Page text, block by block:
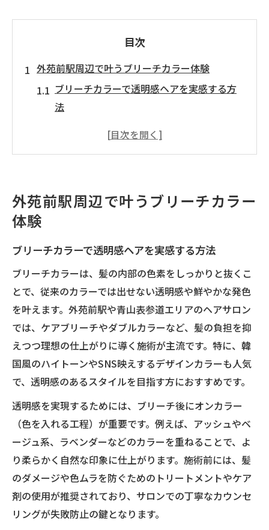
目次
外苑前駅周辺で叶うブリーチカラー体験
ブリーチカラーで透明感ヘアを実感する方
法
髪質に合わせたブリーチカラーの選び方
青山表参道に学ぶハイトーンの極意
トーン
理想のトレンドヘアを作るブリーチカラー
活用術
ハイトーン初心者におすすめのブリーチカ
ラー提案
青山表参道流の透明感を演出するポイント
ブリーチカラーで印象を変える最新テクニ
ック
ブリーチカラーなら透明感ヘアも自由自在
ブリーチカラーで実現する透明感ヘアの魅
力
髪色の透明感を高めるコツと注意点
なりたいイメージ別のブリーチカラー活用
法
ブリーチカラーで個性を引き立てる方法
外苑前駅周辺で叶うブリーチカラー
体験
ブリーチカラーで透明感ヘアを実感する方法
ブリーチカラーは、髪の内部の色素をしっかりと抜くこ
とで、従来のカラーでは出せない透明感や鮮やかな発色
を叶えます。外苑前駅や青山表参道エリアのヘアサロン
では、ケアブリーチやダブルカラーなど、髪の負担を抑
えつつ理想の仕上がりに導く施術が主流です。特に、韓
国風のハイトーンやSNS映えするデザインカラーも人気
で、透明感のあるスタイルを目指す方におすすめです。
透明感を実現するためには、ブリーチ後にオンカラー
（色を入れる工程）が重要です。例えば、アッシュやベ
ージュ系、ラベンダーなどのカラーを重ねることで、よ
り柔らかく自然な印象に仕上がります。施術前には、髪
のダメージや色ムラを防ぐためのトリートメントやケア
剤の使用が推奨されており、サロンでの丁寧なカウンセ
リングが失敗防止の鍵となります。